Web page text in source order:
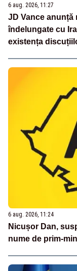
6 aug. 2026, 11:27
JD Vance anunță
îndelungate cu
existența
6 aug. 2026, 11:24
Nicușor Dan,
nume de prim-